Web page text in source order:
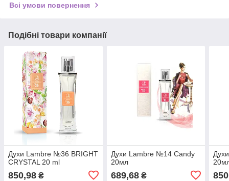
Всі умови повернення
Подібні товари компанії
Духи Lаmbre №36 BRIGHT
CRYSTAL 20 ml
850,98 ₴
Духи Lаmbre №14 Candy
20мл
689,68₴